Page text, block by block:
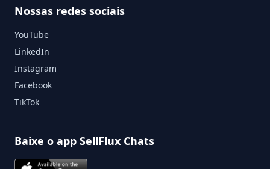
Nossas redes sociais
YouTube
LinkedIn
Instagram
Facebook
TikTok
Baixe o app SellFlux Chats